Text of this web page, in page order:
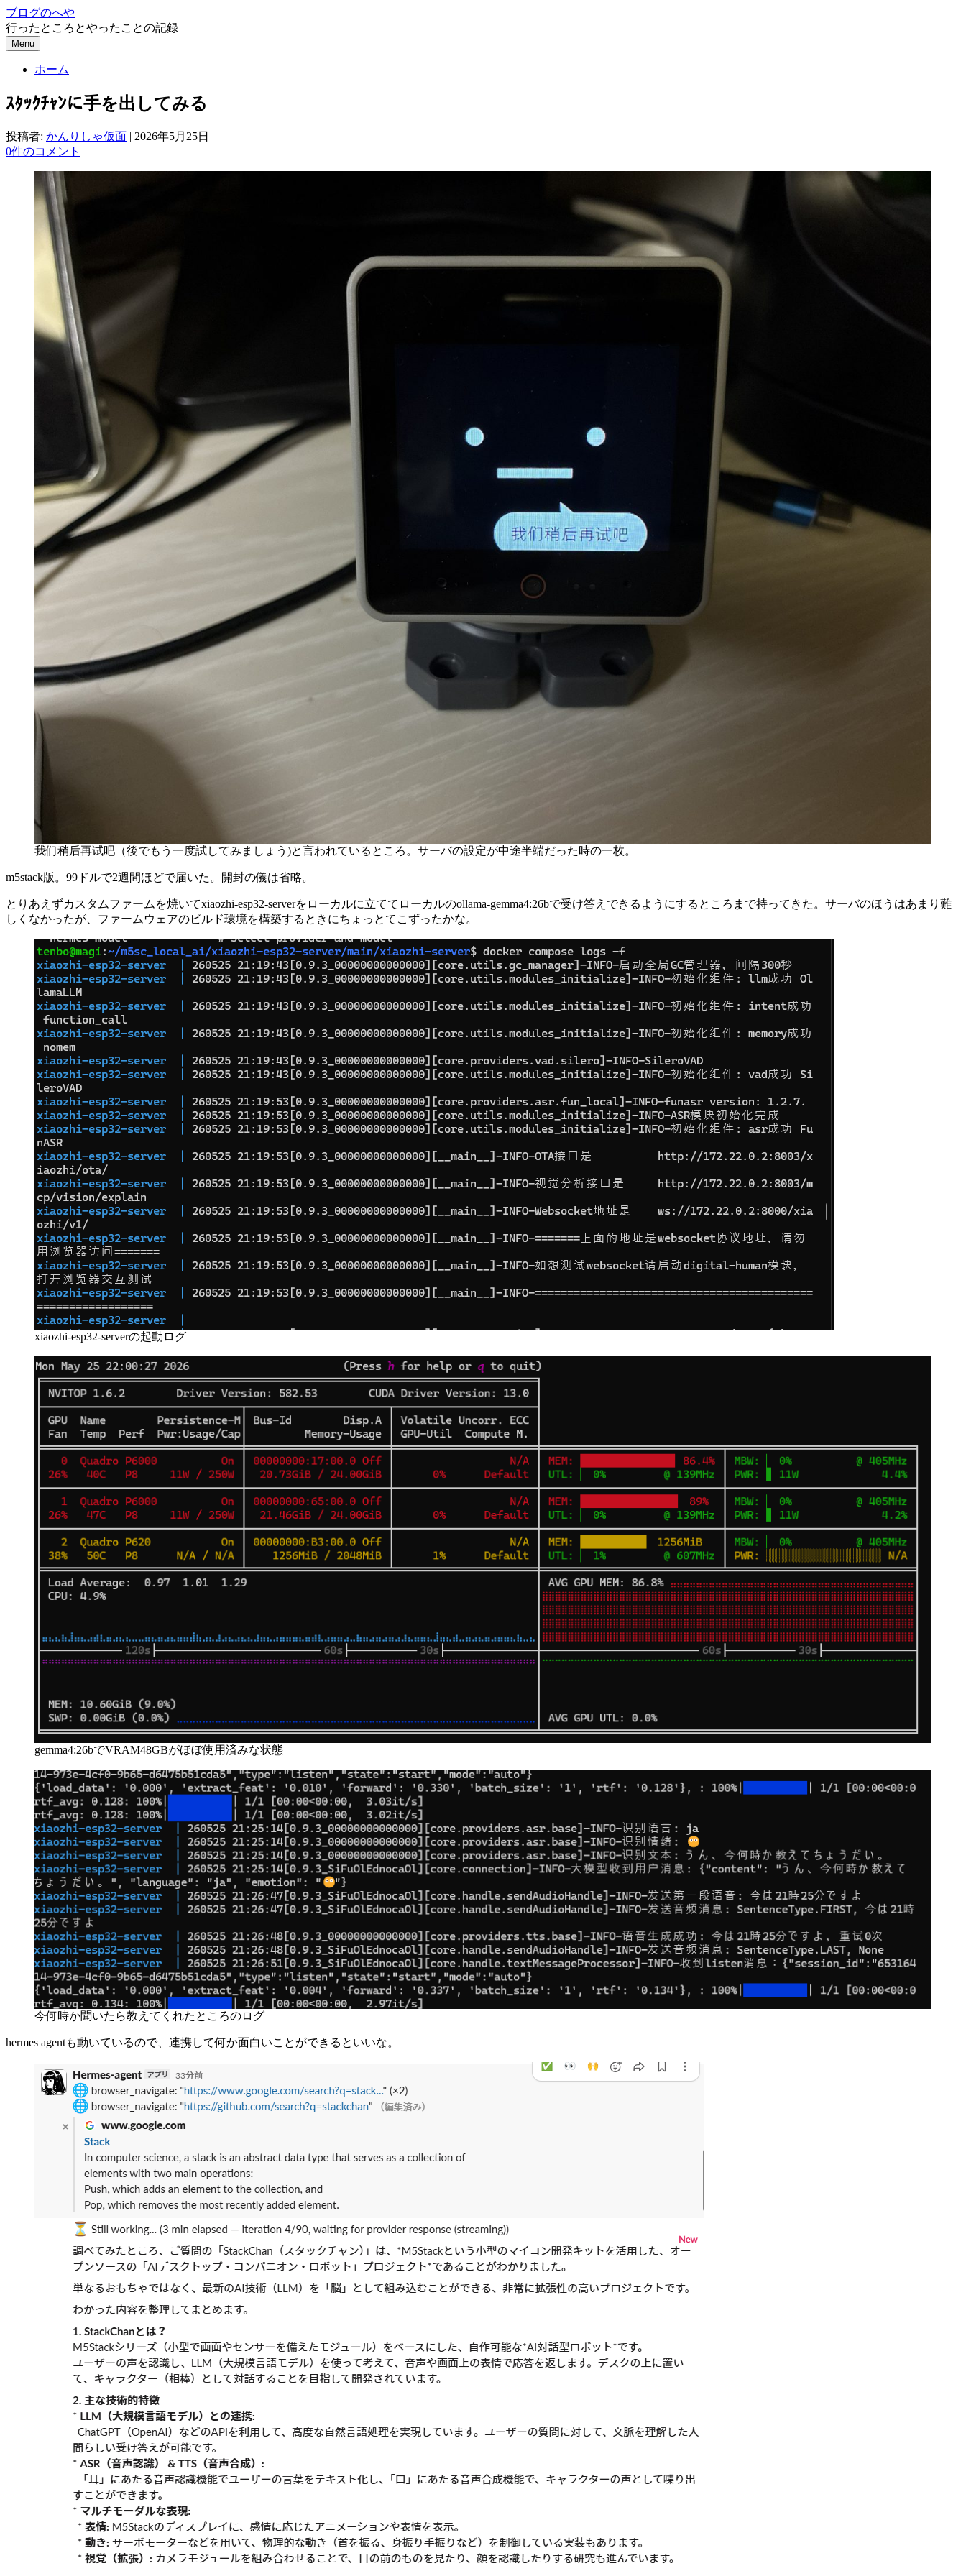
コ
ン
テ
ス
ッ
プ
ブログのへや
行ったところとやったことの記録
Menu
ホーム
ｽﾀｯｸﾁｬﾝに手を出してみる
投稿者: かんりしゃ仮面 | 2026年5月25日
0件のコメント
我们稍后再试吧（後でもう一度試してみましょう)と言われているところ。サーバの設定が中途半端だった時の一枚。
m5stack版。99ドルで2週間ほどで届いた。開封の儀は省略。
とりあえずカスタムファームを焼いてxiaozhi-esp32-serverをローカルに立ててローカルのollama-gemma4:26bで受け答えできるようにするところまで持ってきた。サーバのほうはあまり難
しくなかったが、ファームウェアのビルド環境を構築するときにちょっとてこずったかな。
xiaozhi-esp32-serverの起動ログ
gemma4:26bでVRAM48GBがほぼ使用済みな状態
今何時か聞いたら教えてくれたところのログ
hermes agentも動いているので、連携して何か面白いことができるといいな。